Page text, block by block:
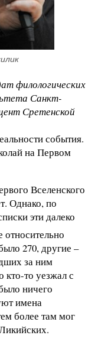
филологических
Санкт-
Сретенской
события.
на Первом
Вселенского
Однако, по
эти далеко
270, другие –
за ним
кто-то уезжал с
ничего
имена
более там мог